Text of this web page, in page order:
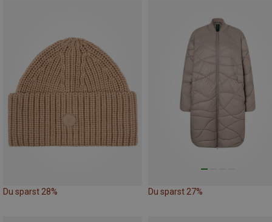
Du sparst 28% Du sparst 27%